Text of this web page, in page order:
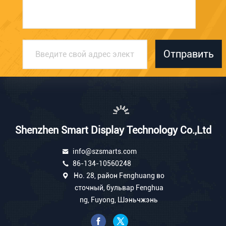
Отправить
Shenzhen Smart Display Technology Co.,Ltd
info@szsmarts.com
86-134-10560248
Но. 28, район Fenghuang во
сточный, бульвар Fenghua
ng, Fuyong, Шэньчжэнь